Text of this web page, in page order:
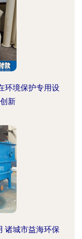
环境保护专用设
新
诸城市益海环保